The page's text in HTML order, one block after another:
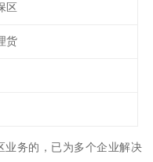
区
货
业务的，已为多个企业解决